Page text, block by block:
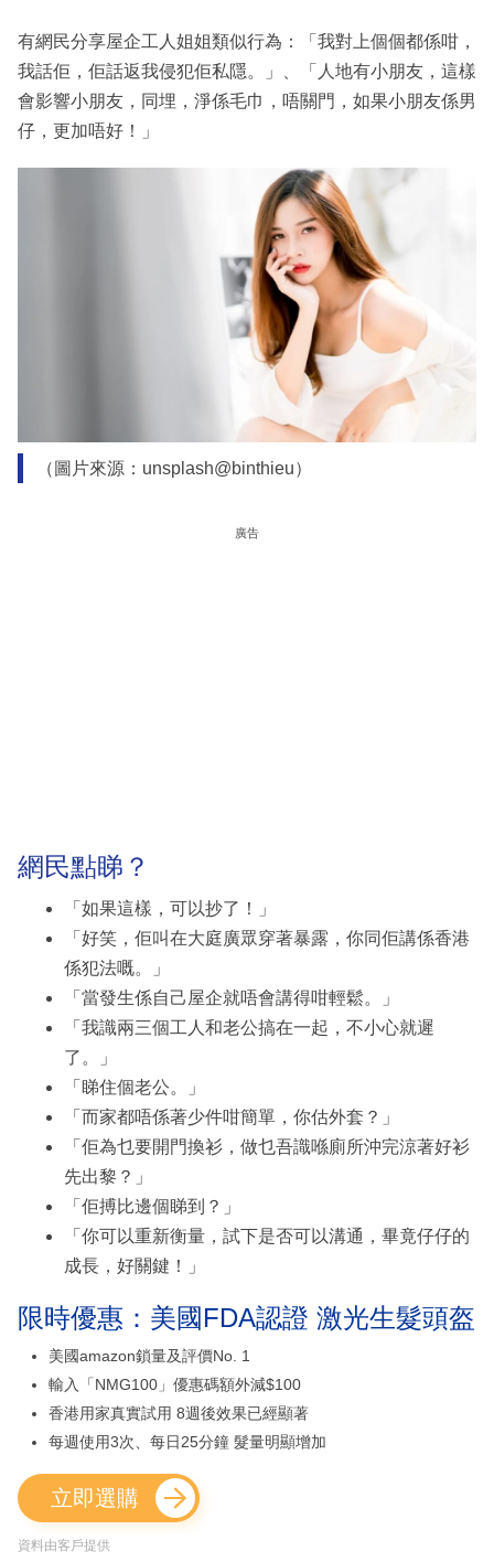
有網民分享屋企工人姐姐類似行為：「我對上個個都係咁，
我話佢，佢話返我侵犯佢私隱。」、「人地有小朋友，這樣
會影響小朋友，同埋，淨係毛巾，唔關門，如果小朋友係男
仔，更加唔好！」
（圖片來源：unsplash@binthieu）
廣告
網民點睇？
「如果這樣，可以抄了！」
「好笑，佢叫在大庭廣眾穿著暴露，你同佢講係香港
係犯法嘅。」
「當發生係自己屋企就唔會講得咁輕鬆。」
「我識兩三個工人和老公搞在一起，不小心就遲
了。」
「睇住個老公。」
「而家都唔係著少件咁簡單，你估外套？」
「佢為乜要開門換衫，做乜吾識喺廁所沖完涼著好衫
先出黎？」
「佢搏比邊個睇到？」
「你可以重新衡量，試下是否可以溝通，畢竟仔仔的
成長，好關鍵！」
限時優惠：美國FDA認證 激光生髮頭盔
美國amazon鎖量及評價No. 1
輸入「NMG100」優惠碼額外減$100
香港用家真實試用 8週後效果已經顯著
每週使用3次、每日25分鐘 髮量明顯增加
立即選購
資料由客戶提供